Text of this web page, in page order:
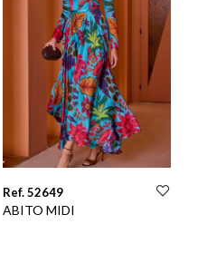
Ref. 52649
ABITO MIDI